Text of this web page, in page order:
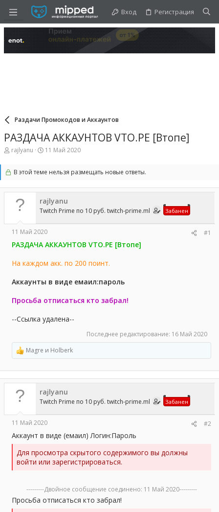
Вход Регистрация
Раздачи Промокодов и Аккаунтов
РАЗДАЧА АККАУНТОВ VTO.PE [Втопе]
А
о
т
rajlyanu
Д
а
а
ч
а
л
11 Май 2020
В этой теме нельзя размещать новые ответы.
rajlyanu
Twitch Prime по 10 руб. twitch-prime.ml Забанен
11 Май 2020 #1
РАЗДАЧА АККАУНТОВ VTO.PE [Втопе]
На каждом акк. по 200 поинт.
Аккаунты в виде емаил:пароль
Просьба отписаться кто забрал!
--Ссылка удалена--
Последнее редактирование: 16 Май 2020
Р
е
а
к
ц
и
и
Magre и Holberk
rajlyanu
Twitch Prime по 10 руб. twitch-prime.ml Забанен
11 Май 2020 #2
Аккаунт в виде (емаил) Логин:Пароль
Для просмотра скрытого содержимого вы должны
войти или зарегистрироваться.
---------Двойное сообщение соединено: 11 Май 2020---------
Просьба отписаться кто забрал!